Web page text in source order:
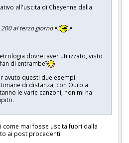
all'uscita di Cheyenne dalla
al terzo giorno
dovrei aver utilizzato, visto
di entrambe?
avuto questi due esempi
di distanza, con Ouro a
le varie canzoni, non mi ha
come mai fosse uscita fuori dalla
ai post procedenti